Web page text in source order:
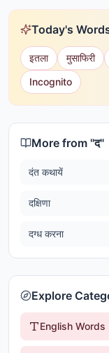
Today's
इतला मुसाफिरी
Incognito
More from "द"
दंत कथायें
दक्षिणा
दग्ध करना
Explore
English Words